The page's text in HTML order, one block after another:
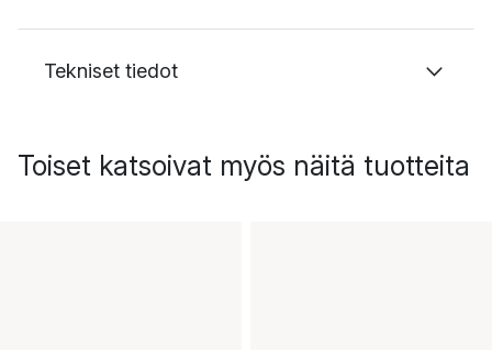
Tekniset tiedot
Toiset katsoivat myös näitä tuotteita